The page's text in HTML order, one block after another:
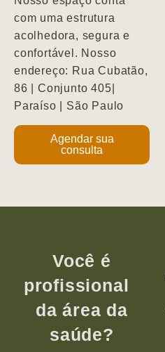
com uma estrutura
acolhedora, segura e
confortável. Nosso
endereço: Rua Cubatão,
86 | Conjunto 405|
Paraíso | São Paulo
Agendar sua
consulta
Você é
profissional
da área da
saúde?